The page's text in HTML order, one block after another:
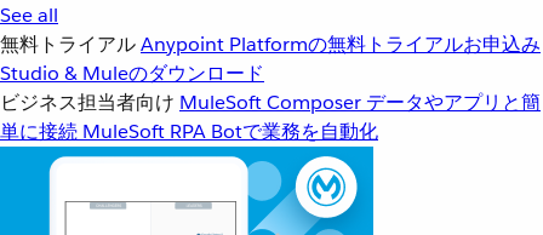
See all
無料トライアルAnypoint Platformの無料トライアルお申込み
Studio & Muleのダウンロード
ビジネス担当者向け MuleSoft Composer データやアプリと簡
単に接続 MuleSoft RPA Botで業務を自動化